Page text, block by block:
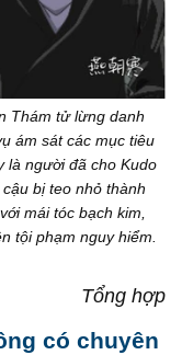
Thám tử lừng danh
ám sát các mục tiêu
là người đã cho Kudo
bị teo nhỏ thành
mái tóc bạch kim,
tội phạm nguy hiểm.
Tổng hợp
có chuyên